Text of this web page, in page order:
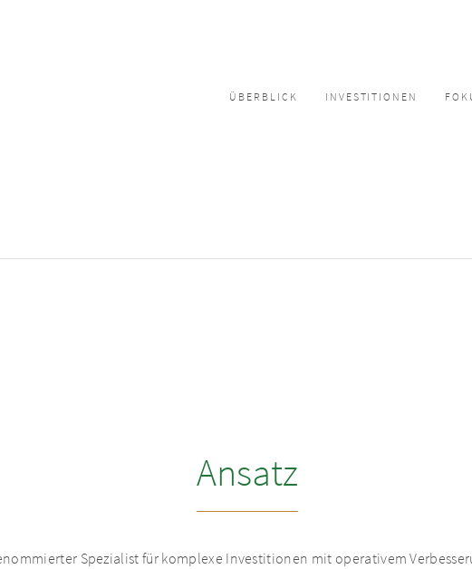
ÜBERBLICK INVESTITIONEN
Ansatz
Spezialist für komplexe Investitionen mit operativem